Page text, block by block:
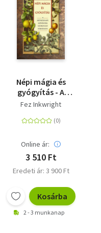
Népi mágia és
gyógyítás - A
hétköznapi növények
Fez Inkwright
Online ár:
3 510 Ft
Eredeti ár: 3 900 Ft
Kosárba
2 - 3 munkanap